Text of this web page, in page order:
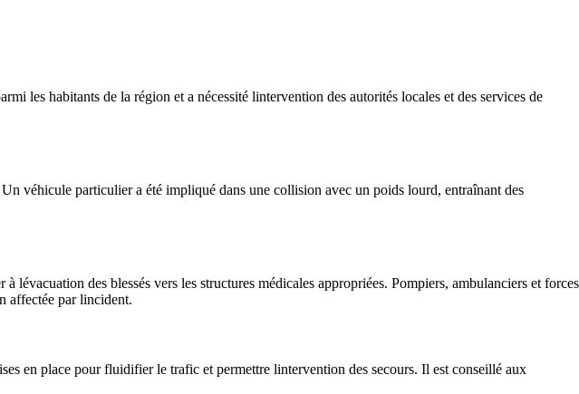
les habitants de la région et a nécessité lintervention des autorités locales et des services de
véhicule particulier a été impliqué dans une collision avec un poids lourd, entraînant des
lévacuation des blessés vers les structures médicales appropriées. Pompiers, ambulanciers et forces
affectée par lincident.
en place pour fluidifier le trafic et permettre lintervention des secours. Il est conseillé aux